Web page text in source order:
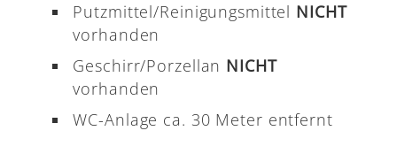
Putzmittel/Reinigungsmittel NICHT
vorhanden
Geschirr/Porzellan NICHT
vorhanden
WC-Anlage ca. 30 Meter entfernt